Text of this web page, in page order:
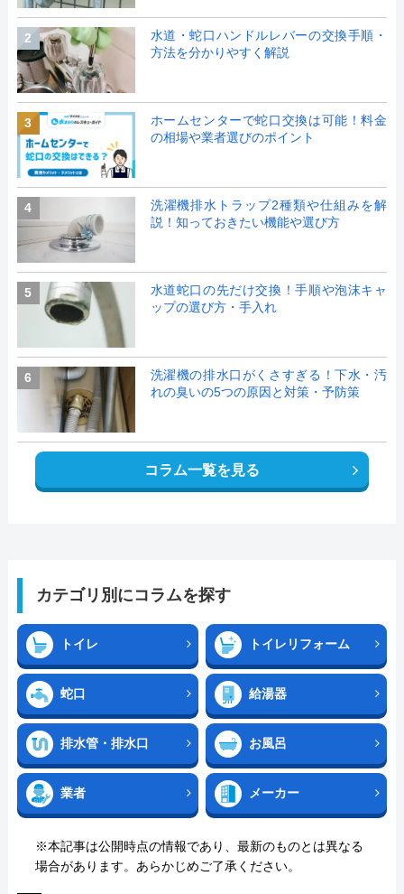
2
水道・蛇口ハンドルレバーの交換手順・
方法を分かりやすく解説
3
ホームセンターで蛇口交換は可能！料金
の相場や業者選びのポイント
4
洗濯機排水トラップ2種類や仕組みを解
説！知っておきたい機能や選び方
5
水道蛇口の先だけ交換！手順や泡沫キャ
ップの選び方・手入れ
6
洗濯機の排水口がくさすぎる！下水・汚
れの臭いの5つの原因と対策・予防策
コラム一覧を見る
カテゴリ別にコラムを探す
トイレ トイレリフォーム
蛇口 給湯器
排水管・排水口 お風呂
業者 メーカー
※本記事は公開時点の情報であり、最新のものとは異なる
場合があります。あらかじめご了承ください。